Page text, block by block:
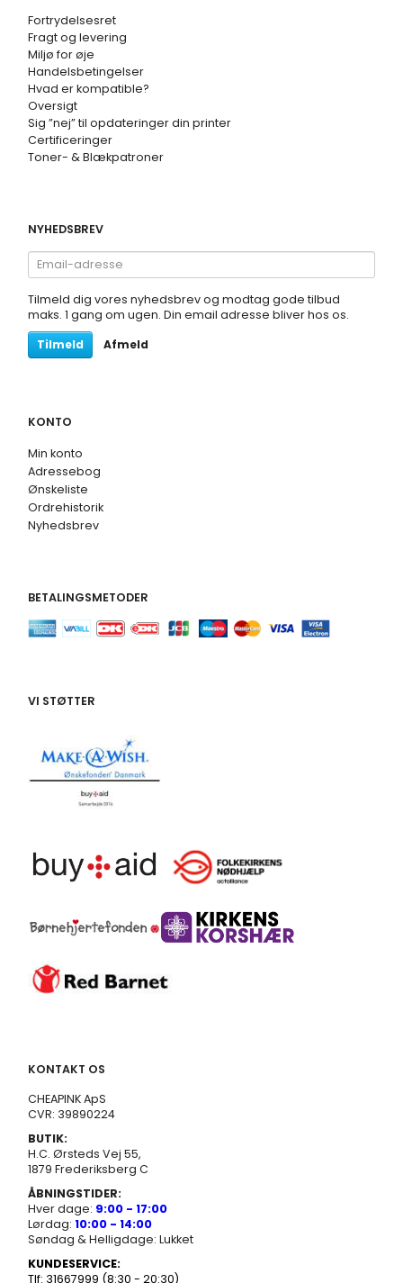
Fortrydelsesret
Fragt og levering
Miljø for øje
Handelsbetingelser
Hvad er kompatible?
Oversigt
Sig ”nej” til opdateringer din printer
Certificeringer
Toner- & Blækpatroner
NYHEDSBREV
Email-
adresse
Tilmeld dig vores nyhedsbrev og modtag gode tilbud
maks. 1 gang om ugen. Din email adresse bliver hos os.
Tilmeld
Afmeld
KONTO
Min konto
Adressebog
Ønskeliste
Ordrehistorik
Nyhedsbrev
BETALINGSMETODER
VI STØTTER
KONTAKT OS
CHEAPINK ApS
CVR: 39890224
BUTIK:
H.C. Ørsteds Vej 55,
1879 Frederiksberg C
ÅBNINGSTIDER:
Hver dage: 9:00 - 17:00
Lørdag: 10:00 - 14:00
Søndag & Helligdage: Lukket
KUNDESERVICE:
Tlf: 31667999 (8:30 - 20:30)